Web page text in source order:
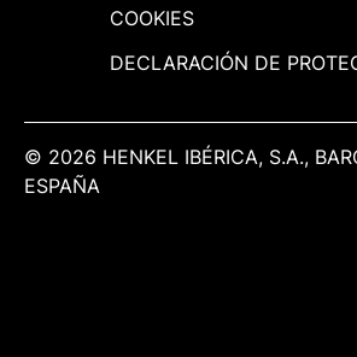
COOKIES
DECLARACIÓN DE
© 2026 HENKEL IBÉRICA, S.A.,
ESPAÑA